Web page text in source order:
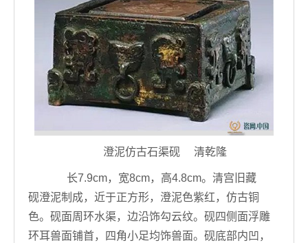
澄泥仿古石渠砚 清乾隆
长7.9cm，宽8cm，高4.8cm。清宫旧藏
砚澄泥制成，近于正方形，澄泥色紫红，仿古铜
色。砚面周环水渠，边沿饰勾云纹。砚四侧面浮雕
环耳兽面铺首，四角小足均饰兽面。砚底部内凹，